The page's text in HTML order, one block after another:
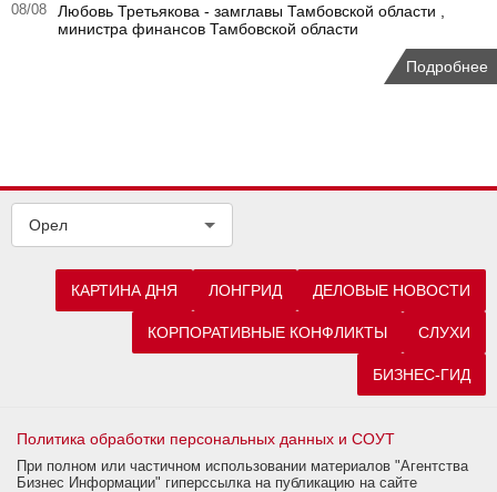
08/08
Любовь Третьякова - замглавы Тамбовской области ,
министра финансов Тамбовской области
Подробнее
Орел
КАРТИНА ДНЯ ЛОНГРИД ДЕЛОВЫЕ НОВОСТИ
КОРПОРАТИВНЫЕ КОНФЛИКТЫ СЛУХИ
БИЗНЕС-ГИД
Политика обработки персональных данных и СОУТ
При полном или частичном использовании материалов "Агентства
Бизнес Информации" гиперссылка на публикацию на сайте